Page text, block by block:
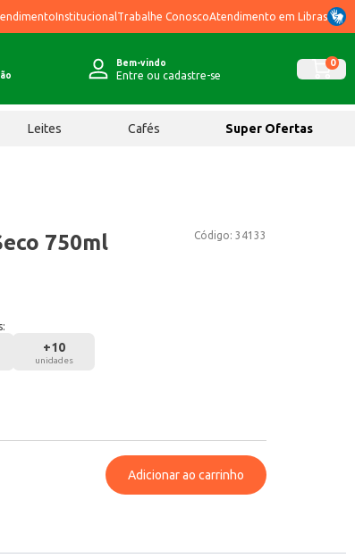
Institucional Trabalhe ConoscoAtendimento em Libras
Bem-vindo
Entre ou cadastre-se
0
Leites Cafés Super Ofertas
Código: 34133
750ml
+10
unidades
Adicionar ao carrinho